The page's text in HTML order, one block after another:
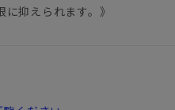
抑えられます。》